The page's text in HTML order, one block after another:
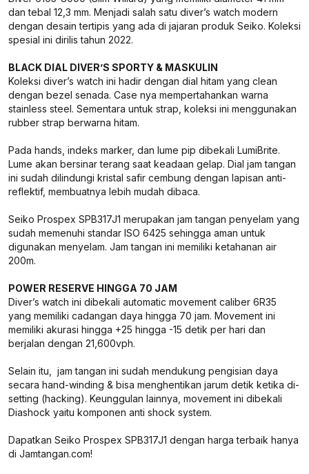
dan tebal 12,3 mm. Menjadi salah satu diver’s watch modern
dengan desain tertipis yang ada di jajaran produk Seiko. Koleksi
spesial ini dirilis tahun 2022.
BLACK DIAL DIVER’S SPORTY & MASKULIN
Koleksi diver’s watch ini hadir dengan dial hitam yang clean
dengan bezel senada. Case nya mempertahankan warna
stainless steel. Sementara untuk strap, koleksi ini menggunakan
rubber strap berwarna hitam.
Pada hands, indeks marker, dan lume pip dibekali LumiBrite.
Lume akan bersinar terang saat keadaan gelap. Dial jam tangan
ini sudah dilindungi kristal safir cembung dengan lapisan anti-
reflektif, membuatnya lebih mudah dibaca.
Seiko Prospex SPB317J1 merupakan jam tangan penyelam yang
sudah memenuhi standar ISO 6425 sehingga aman untuk
digunakan menyelam. Jam tangan ini memiliki ketahanan air
200m.
POWER RESERVE HINGGA 70 JAM
Diver’s watch ini dibekali automatic movement caliber 6R35
yang memiliki cadangan daya hingga 70 jam. Movement ini
memiliki akurasi hingga +25 hingga -15 detik per hari dan
berjalan dengan 21,600vph.
Selain itu, jam tangan ini sudah mendukung pengisian daya
secara hand-winding & bisa menghentikan jarum detik ketika di-
setting (hacking). Keunggulan lainnya, movement ini dibekali
Diashock yaitu komponen anti shock system.
Dapatkan Seiko Prospex SPB317J1 dengan harga terbaik hanya
di Jamtangan.com!